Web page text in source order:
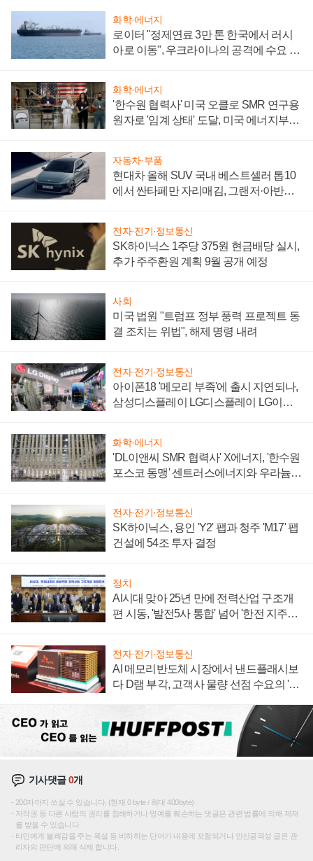
화학·에너지
로이터 "정제연료 3만 톤 한국에서 러시
아로 이동", 우크라이나의 공격에 수요 늘
화학·에너지
'한수원 협력사' 미국 오클로 SMR 연구용
원자로 '임계 상태' 도달, 미국 에너지부
자동차·부품
현대차 올해 SUV 국내 베스트셀러 톱10
에서 싼타페만 자리매김, 그랜저·아반떼
전자·전기·정보통신
SK하이닉스 1주당 375원 현금배당 실시,
추가 주주환원 계획 9월 공개 예정
사회
미국 법원 "트럼프 정부 풍력 프로젝트 동
결 조치는 위법", 해제 명령 내려
전자·전기·정보통신
아이폰18 '메모리 부족'에 출시 지연되나,
삼성디스플레이 LG디스플레이 LG이노
화학·에너지
'DL이앤씨 SMR 협력사' X에너지, '한수원
포스코 동맹' 센트러스에너지와 우라늄
전자·전기·정보통신
SK하이닉스, 용인 'Y2' 팹과 청주 'M17' 팹
건설에 54조 투자 결정
정치
AI시대 맞아 25년 만에 전력산업 구조개
편 시동, '발전5사 통합' 넘어 '한전 지주사'
전자·전기·정보통신
AI 메모리반도체 시장에서 낸드플래시보
다 D램 부각, 고객사 물량 선점 수요의 '우
기사댓글0개
200자까지 쓰실 수 있습니다. (현재 0 byte / 최대 400byte)
저작권 등 다른 사람의 권리를 침해하거나 명예를 훼손하는 댓글은 관련 법률에 의해 제재
를 받을 수 있습니다.
타인에게 불쾌감을 주는 욕설 등 비하하는 단어가 내용에 포함되거나 인신공격성 글은 관
리자의 판단에 의해 삭제 합니다.